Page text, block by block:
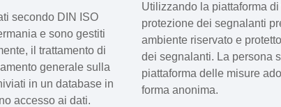
secondo DIN ISO
e sono gestiti
il trattamento di
generale sulla
in un database in
accesso ai dati.
Utilizzando la piattaforma
protezione dei segnalanti
ambiente riservato e
dei segnalanti. La persona
piattaforma delle misure
forma anonima.